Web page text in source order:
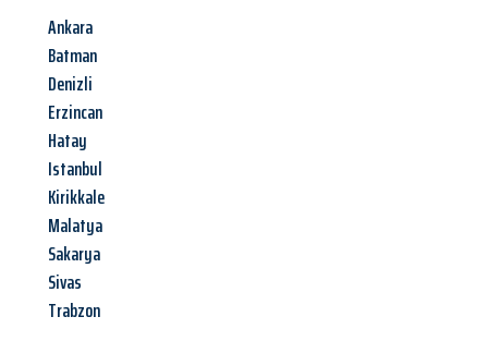
Ankara
Batman
Denizli
Erzincan
Hatay
Istanbul
Kirikkale
Malatya
Sakarya
Sivas
Trabzon